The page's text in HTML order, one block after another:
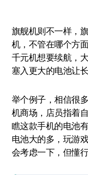
旗舰机则不一样，
机，不管在哪个方
千元机想要续航，
塞入更大的电池让
举个例子，相信很
机商场，店员指着
瞧这款手机的电池
电池大的多，玩游
会考虑一下，但懂